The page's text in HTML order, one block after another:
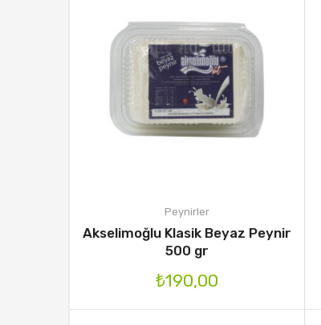
Peynirler
Akselimoğlu Klasik Beyaz Peynir
500 gr
₺190,00